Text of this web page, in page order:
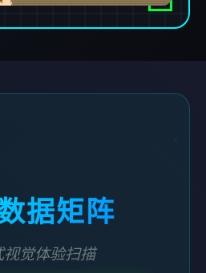
据矩阵
视觉体验扫描